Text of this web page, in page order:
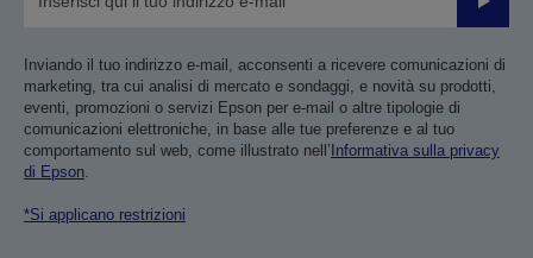
Invia
Inviando il tuo indirizzo e-mail, acconsenti a ricevere comunicazioni di
marketing, tra cui analisi di mercato e sondaggi, e novità su prodotti,
eventi, promozioni o servizi Epson per e-mail o altre tipologie di
comunicazioni elettroniche, in base alle tue preferenze e al tuo
comportamento sul web, come illustrato nell’ Informativa sulla privacy
di Epson.
*Si applicano restrizioni